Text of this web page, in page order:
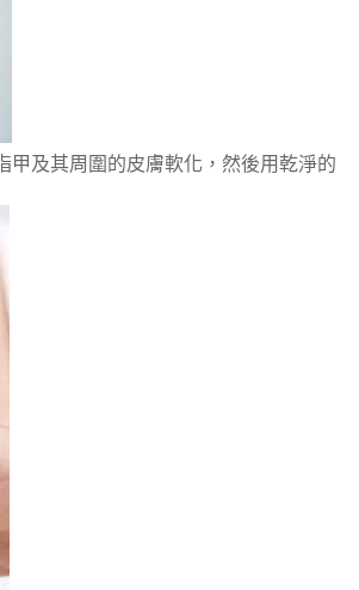
甲及其周圍的皮膚軟化，然後用乾淨的